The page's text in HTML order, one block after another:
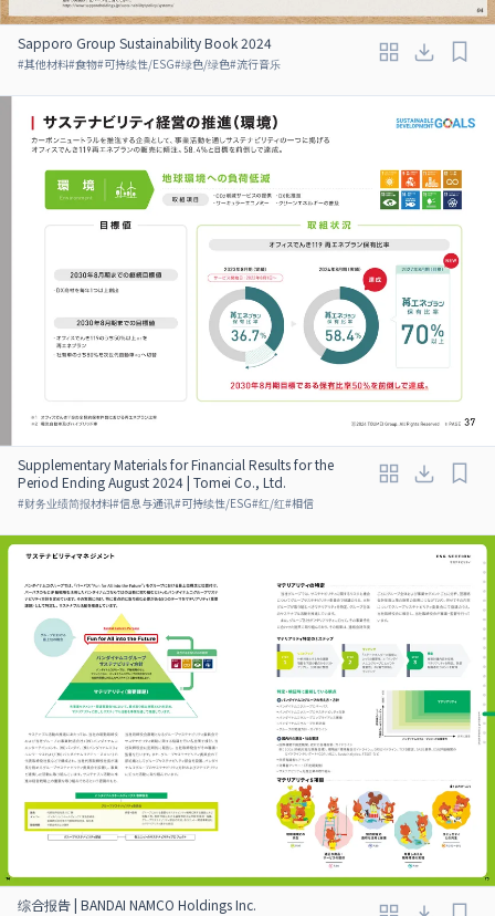
Sapporo Group Sustainability Book 2024
#其他材料#食物#可持续性/ESG#绿色/绿色#流行音乐
Supplementary Materials for Financial Results for the
Period Ending August 2024 | Tomei Co., Ltd.
#财务业绩简报材料#信息与通讯#可持续性/ESG#红/红#相信
综合报告 | BANDAI NAMCO Holdings Inc.